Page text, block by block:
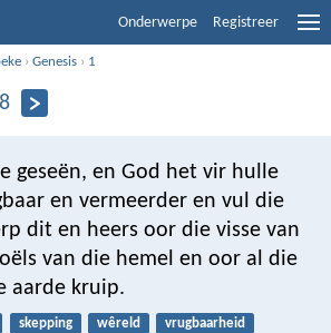
Onderwerpe Registreer
›Genesis › 1
geseën, en God het vir hulle
en vermeerder en vul die
dit en heers oor die visse van
van die hemel en oor al die
aarde kruip.
skepping wêreld
vrugbaarheid